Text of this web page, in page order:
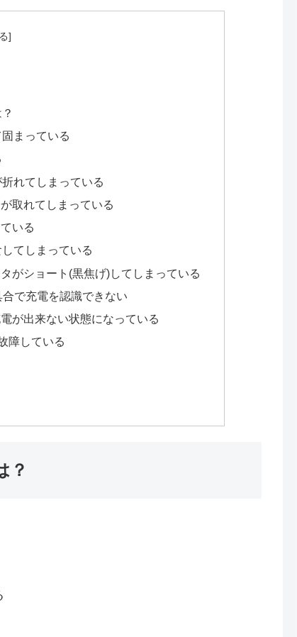
まっている
れてしまっている
取れてしまっている
いる
てしまっている
がショート(黒焦げ)してしまっている
で充電を認識できない
が出来ない状態になっている
障している
？